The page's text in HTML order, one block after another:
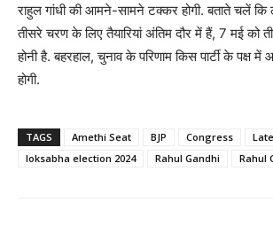
राहुल गांधी की आमने-सामने टक्कर होगी. बताते चलें
तीसरे चरण के लिए तैयारियां अंतिम दौर में हैं, 7 मई को
होनी है. बहरहाल, चुनाव के परिणाम किस पार्टी के पक्ष
होगी.
TAGS Amethi Seat BJP Congress
loksabha election 2024
Rahul Gandhi Rahul